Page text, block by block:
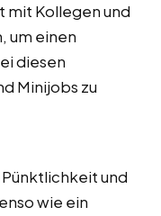
mit Kollegen und
um einen
diesen
Minijobs zu
Pünktlichkeit und
wie ein